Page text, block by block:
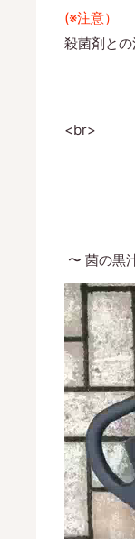
(※注意）
殺菌剤と
<br>
〜 菌の黒